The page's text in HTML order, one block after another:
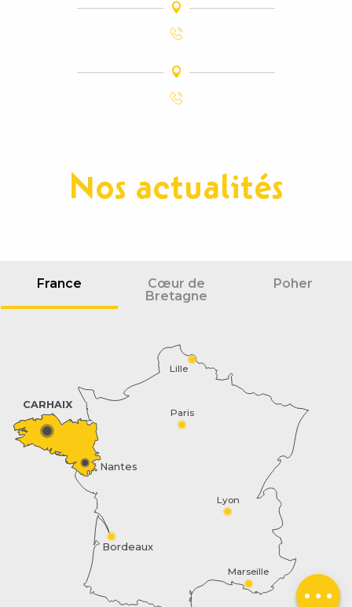
Contacter par
email
Nos actualités
France
Cœur de
Bretagne
Poher
Paris
Marseille
Lyon
Lille
Bordeaux
Nantes
CARHAIX